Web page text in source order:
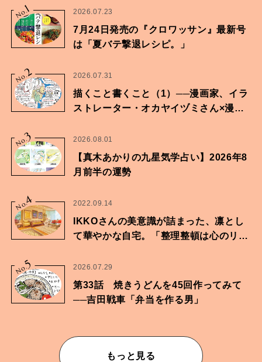
No.
1 2026.07.23
7月24日発売の『クロワッサン』最新号
は「夏バテ撃退レシピ。」
No.2 2026.07.31
描くこと書くこと（1）──漫画家、イラ
ストレーター・オカヤイヅミさん×漫画
No.3 2026.08.01
【真木あかりの九星気学占い】2026年8
月前半の運勢
No.
4 2022.09.14
IKKOさんの美意識が詰まった、凛とし
て華やかな自宅。「整理整頓は心のリズ
No.5 2026.07.29
第33話 焼きうどんを45回作ってみて
──吉田戦車「弁当を作る男」
もっと見る